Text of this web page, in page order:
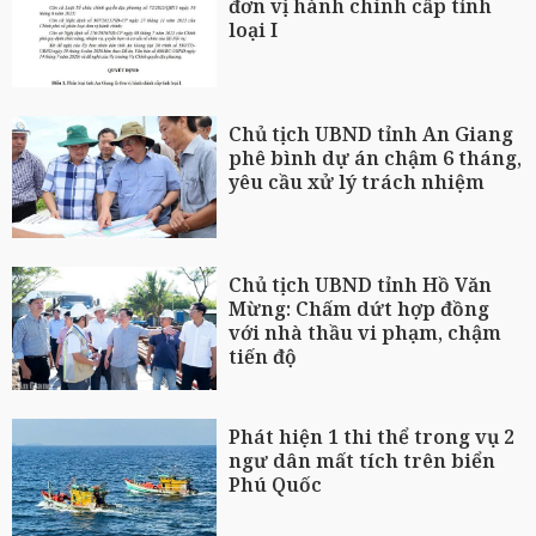
đơn vị hành chính cấp tỉnh
loại I
Chủ tịch UBND tỉnh An Giang
phê bình dự án chậm 6 tháng,
yêu cầu xử lý trách nhiệm
Chủ tịch UBND tỉnh Hồ Văn
Mừng: Chấm dứt hợp đồng
với nhà thầu vi phạm, chậm
tiến độ
Phát hiện 1 thi thể trong vụ 2
ngư dân mất tích trên biển
Phú Quốc